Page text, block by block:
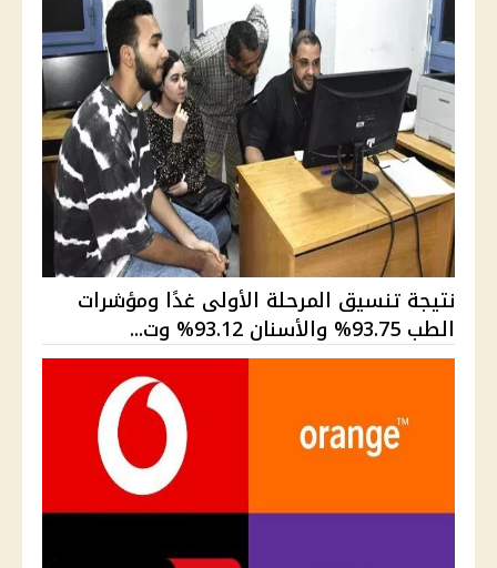
نتيجة تنسيق المرحلة الأولى غدًا ومؤشرات
الطب 93.75% والأسنان 93.12% وت...